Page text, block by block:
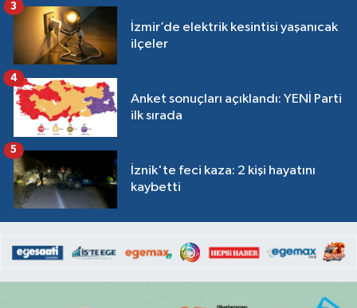
İzmir’de elektrik kesintisi yaşanıcak
ilçeler
3
Anket sonuçları açıklandı: YENİ Parti
ilk sırada
4
İznik'te feci kaza: 2 kişi hayatını
kaybetti
5